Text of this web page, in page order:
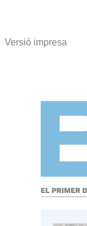
Versió impresa